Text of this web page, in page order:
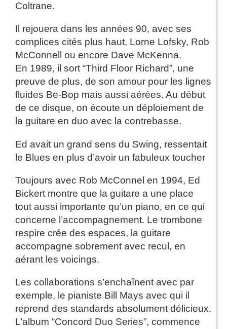
Coltrane.
Il rejouera dans les années 90, avec ses
complices cités plus haut, Lorne Lofsky, Rob
McConnell ou encore Dave McKenna.
En 1989, il sort “Third Floor Richard”, une
preuve de plus, de son amour pour les lignes
fluides Be-Bop mais aussi aérées. Au début
de ce disque, on écoute un déploiement de
la guitare en duo avec la contrebasse.
Ed avait un grand sens du Swing, ressentait
le Blues en plus d’avoir un fabuleux toucher
Toujours avec Rob McConnel en 1994, Ed
Bickert montre que la guitare a une place
tout aussi importante qu’un piano, en ce qui
concerne l’accompagnement. Le trombone
respire crée des espaces, la guitare
accompagne sobrement avec recul, en
aérant les voicings.
Les collaborations s’enchaînent avec par
exemple, le pianiste Bill Mays avec qui il
reprend des standards absolument délicieux.
L’album “Concord Duo Series”, commence